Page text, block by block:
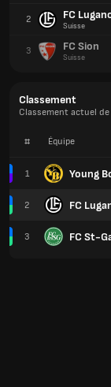
2 FC
Suisse
3 FC Sion
Suisse
Classement
Classement actuel de
# Équipe
1 Young
2 FC
3 FC St-